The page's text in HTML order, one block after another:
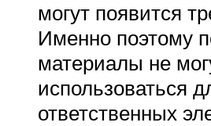
могут появится
Именно поэтому
материалы не
использоваться
ответственных